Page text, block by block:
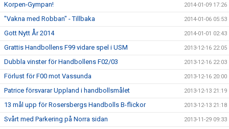
Korpen-Gympan! 2014-01-09 17:26
"Vakna med Robban" - Tillbaka 2014-01-06 05:53
Gott Nytt År 2014 2014-01-01 02:43
Grattis Handbollens F99 vidare spel i USM 2013-12-16 22:05
Dubbla vinster för Handbollens F02/03 2013-12-16 22:03
Förlust för F00 mot Vassunda 2013-12-16 20:00
Patrice försvarar Uppland i handbollsmålet 2013-12-13 21:19
13 mål upp för Rosersbergs Handbolls B-flickor 2013-12-13 21:18
Svårt med Parkering på Norra sidan 2013-11-29 09:33